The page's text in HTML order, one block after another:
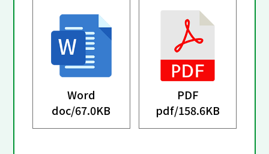
Word
doc/67.0KB
PDF
pdf/158.6KB